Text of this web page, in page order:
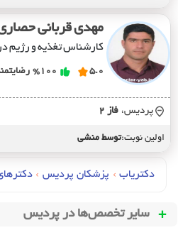
مهدی قربانی
کارشناس تغذیه و رژیم
5.0
%100
پردیس، فاز 2
اولین نوبت:توسط منشی
دکتریاب › پزشکان پردیس ›
سایر تخصص‌ها در پردیس